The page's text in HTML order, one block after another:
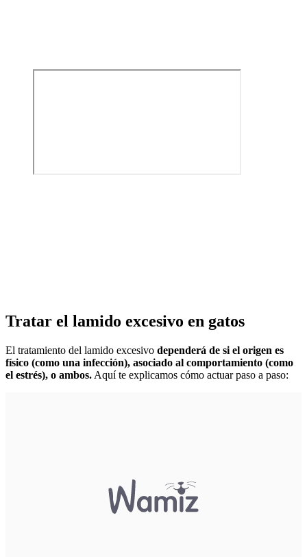
Tratar el lamido excesivo en gatos
El tratamiento del lamido excesivo dependerá de si el origen es
físico (como una infección), asociado al comportamiento (como
el estrés), o ambos. Aquí te explicamos cómo actuar paso a paso: